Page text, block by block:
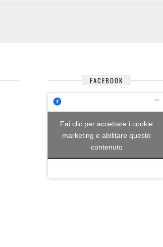
FACEBOOK
Fai clic per accettare i cookie
marketing e abilitare questo
contenuto